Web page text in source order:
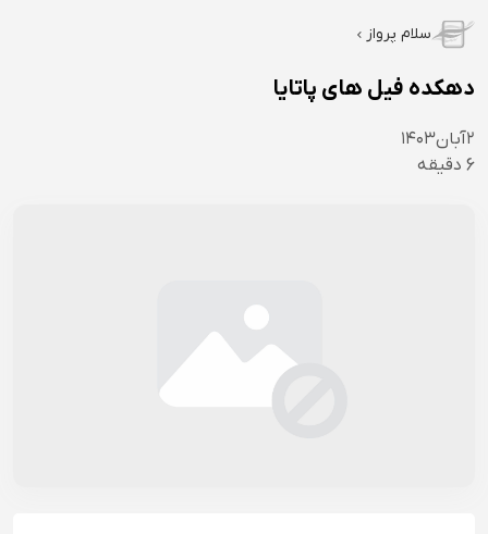
سلام پرواز
دهکده فیل های پاتایا
۲آبان۱۴۰۳
6 دقیقه